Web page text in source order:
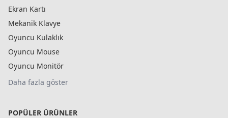
Ekran Kartı
Mekanik Klavye
Oyuncu Kulaklık
Oyuncu Mouse
Oyuncu Monitör
Daha fazla göster
POPÜLER ÜRÜNLER